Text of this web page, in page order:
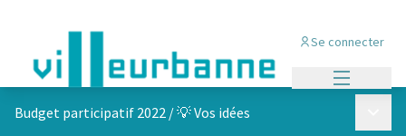
Se connecter
Budget participatif 2022 /💡 Vos idées